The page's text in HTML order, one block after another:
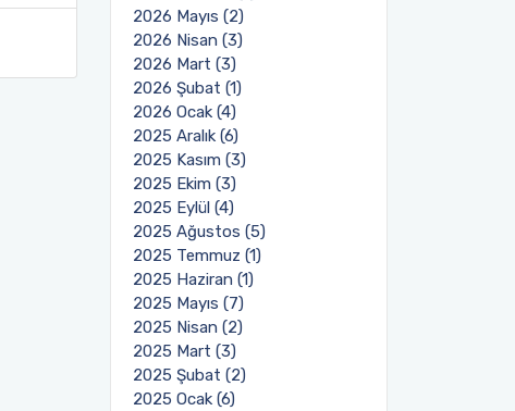
2026 Mayıs (2)
2026 Nisan (3)
2026 Mart (3)
2026 Şubat (1)
2026 Ocak (4)
2025 Aralık (6)
2025 Kasım (3)
2025 Ekim (3)
2025 Eylül (4)
2025 Ağustos (5)
2025 Temmuz (1)
2025 Haziran (1)
2025 Mayıs (7)
2025 Nisan (2)
2025 Mart (3)
2025 Şubat (2)
2025 Ocak (6)